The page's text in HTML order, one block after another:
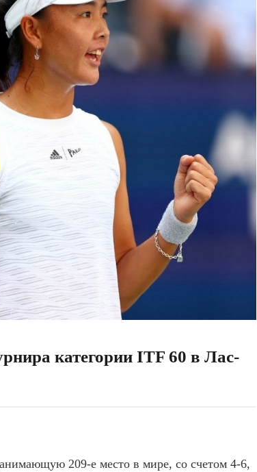
категории ITF 60 в Лас-
209-е место в мире, со счетом 4-6,